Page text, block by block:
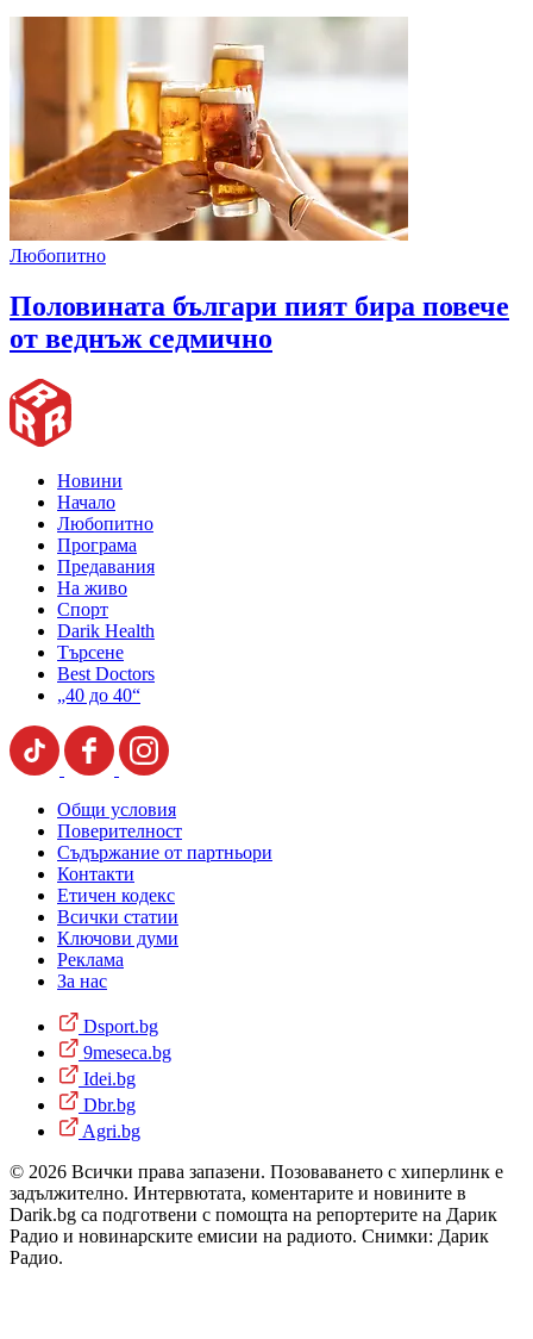
Любопитно
Половината българи пият бира повече
от веднъж седмично
Новини
Начало
Любопитно
Програма
Предавания
На живо
Спорт
Darik Health
Търсене
Best Doctors
„40 до 40“
Общи условия
Поверителност
Съдържание от партньори
Контакти
Етичен кодекс
Всички статии
Ключови думи
Реклама
За нас
Dsport.bg
9meseca.bg
Idei.bg
Dbr.bg
Agri.bg
© 2026 Всички права запазени. Позоваването с хиперлинк е
задължително. Интервютата, коментарите и новините в
Darik.bg са подготвени с помощта на репортерите на Дарик
Радио и новинарските емисии на радиото. Снимки: Дарик
Радио.